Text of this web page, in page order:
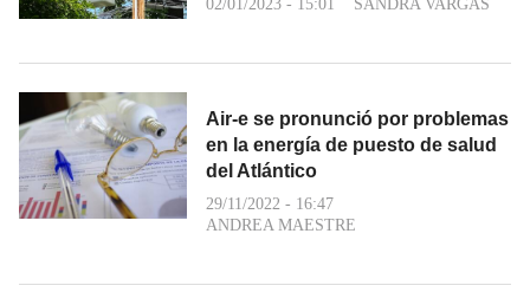
02/01/2023 - 15:01 SANDRA VARGAS
Air-e se pronunció por problemas
en la energía de puesto de salud
del Atlántico
29/11/2022 - 16:47
ANDREA MAESTRE